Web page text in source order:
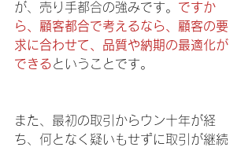
が、売り手都合の強みです。 ですか
ら、顧客都合で考えるなら、顧客の要
求に合わせて、品質や納期の最適化が
できるということです。
また、最初の取引からウン十年が経
ち、何となく疑いもせずに取引が継続